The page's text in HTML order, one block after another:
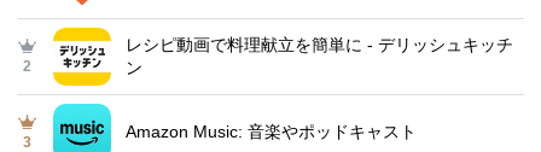
2
レシピ動画で料理献立を簡単‪に - デリッシュキッチ
ン
3
Amazon Music: 音楽やポッドキャスト